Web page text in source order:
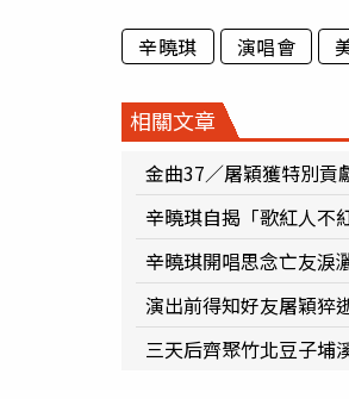
辛曉琪 演唱會
相關文章
金曲37／屠穎獲特別
辛曉琪自揭「歌紅人
辛曉琪開唱思念亡友淚
演出前得知好友屠穎猝
三天后齊聚竹北豆子